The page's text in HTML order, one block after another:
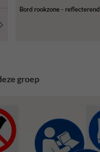
Bord rookzone - reflecterend
groep